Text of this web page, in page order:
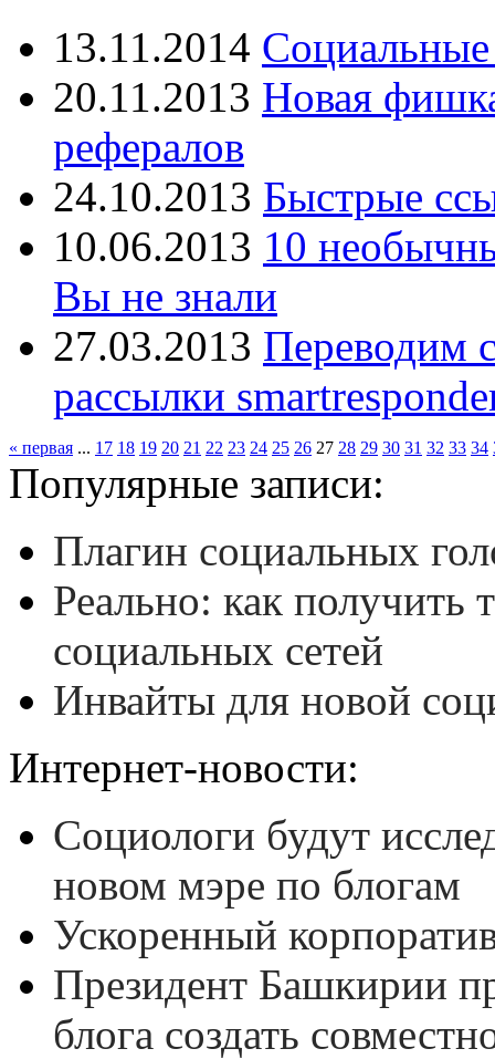
13.11.2014 Социальные
20.11.2013 Новая
рефералов
24.10.2013 Быстрые
10.06.2013 10
Вы не знали
27.03.2013 Переводим
рассылки
« первая ... 17 18 19 20 21 22 23 24 25 26 27 28 29 30 31 32 33 34
Популярные записи:
Плагин социальных
Реально: как получить
социальных сетей
Инвайты для новой
Интернет-новости:
Социологи будут
новом мэре по блогам
Ускоренный
Президент Башкирии
блога создать